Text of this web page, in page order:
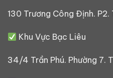
130 Trương Công Định. P2.
Khu Vực Bạc Liêu
34/4 Trần Phú. Phường 7.